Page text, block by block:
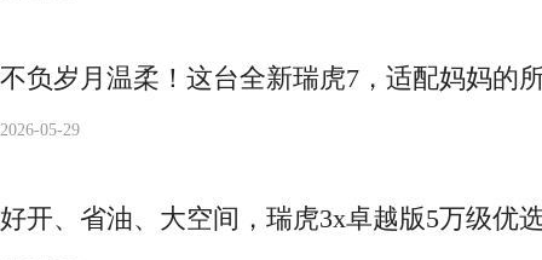
不负岁月温柔！这台全新瑞虎7，适配妈妈的
2026-05-29
好开、省油、大空间，瑞虎3x卓越版5万级优